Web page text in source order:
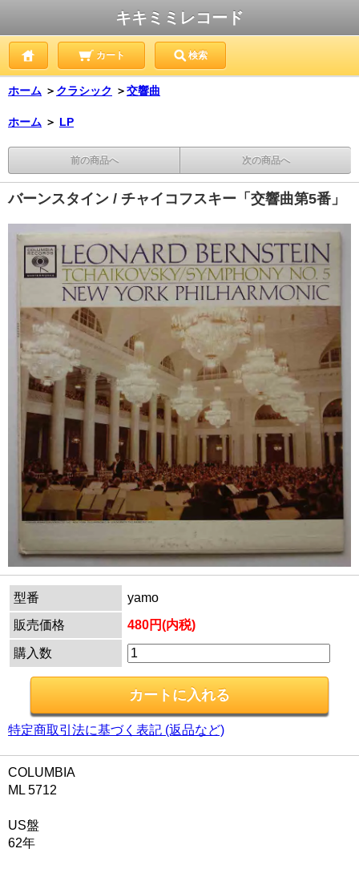
キキミミレコード
カート 検索
ホーム ＞ クラシック ＞交響曲
ホーム ＞ LP
前の商品へ 次の商品へ
バーンスタイン / チャイコフスキー「交響曲第5番」
型番
yamo
販売価格
480円(内税)
購入数
特定商取引法に基づく表記 (返品など)
COLUMBIA
ML 5712
US盤
62年